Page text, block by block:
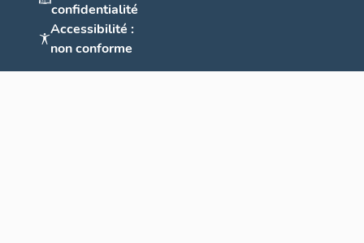
confidentialité
Accessibilité :
non conforme